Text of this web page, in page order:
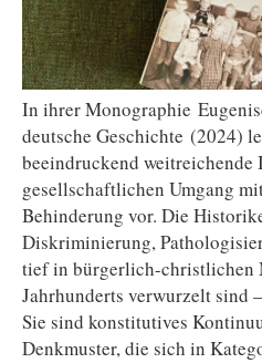
In ihrer Monographie
deutsche Geschichte (2024)
beeindruckend weitreichende
gesellschaftlichen Umgang
Behinderung vor. Die
Diskriminierung,
tief in bürgerlich-christlichen
Jahrhunderts verwurzelt sind
Sie sind konstitutives
Denkmuster, die sich in